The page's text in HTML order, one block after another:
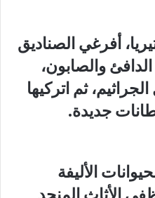
أفرغي الصناديق
الدافئ والصابون،
ثم اتركيها
جديدة.
الأليفة